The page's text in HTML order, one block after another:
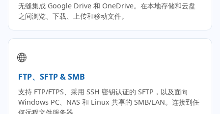
无缝集成 Google Drive 和 OneDrive。在本地存储和云盘
之间浏览、下载、上传和移动文件。
🌐
FTP、SFTP & SMB
支持 FTP/FTPS、采用 SSH 密钥认证的 SFTP，以及面向
Windows PC、NAS 和 Linux 共享的 SMB/LAN。连接到任
何远程文件服务器。